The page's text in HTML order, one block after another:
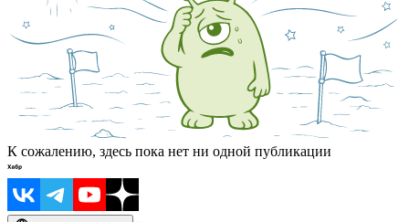
К сожалению, здесь пока нет ни одной публикации